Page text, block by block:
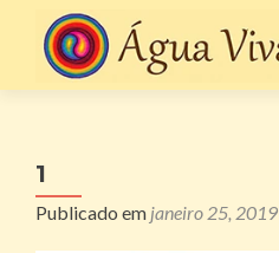
1
Publicado em janeiro 25, 2019